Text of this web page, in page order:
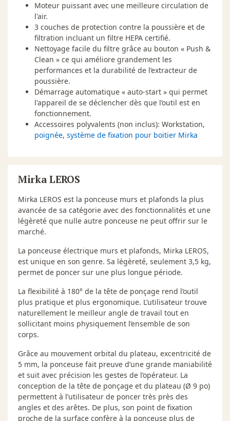
Moteur puissant avec une meilleure circulation de
l'air.
3 couches de protection contre la poussière et de
filtration incluant un filtre HEPA certifié.
Nettoyage facile du filtre grâce au bouton « Push &
Clean » ce qui améliore grandement les
performances et la durabilité de l’extracteur de
poussière.
Démarrage automatique « auto-start » qui permet
l'appareil de se déclencher dès que l’outil est en
fonctionnement.
Accessoires polyvalents (non inclus): Workstation,
poignée, système de fixation pour boitier Mirka
Mirka LEROS
Mirka LEROS est la ponceuse murs et plafonds la plus
avancée de sa catégorie avec des fonctionnalités et une
légèreté que nulle autre ponceuse ne peut offrir sur le
marché.
La ponceuse électrique murs et plafonds, Mirka LEROS,
est unique en son genre. Sa légèreté, seulement 3,5 kg,
permet de poncer sur une plus longue période.
La flexibilité à 180° de la tête de ponçage rend l’outil
plus pratique et plus ergonomique. L’utilisateur trouve
naturellement le meilleur angle de travail tout en
sollicitant moins physiquement l’ensemble de son
corps.
Grâce au mouvement orbital du plateau, excentricité de
5 mm, la ponceuse fait preuve d’une grande maniabilité
et suit avec précision les gestes de l’opérateur. La
conception de la tête de ponçage et du plateau (Ø 9 po)
permettent à l’utilisateur de poncer très près des
angles et des arêtes. De plus, son point de fixation
proche de la surface confère à la ponceuse plus de